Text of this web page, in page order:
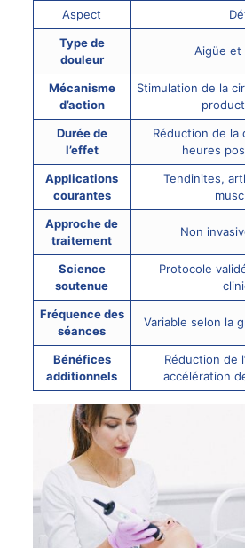
Aspect
Type de
douleur
Aigüe et
Mécanisme
d’action
Stimulation de la
Durée de
l’effet
Réduction de la
heures
Applications
courantes
Tendinites,
Approche de
traitement
Non
Science
soutenue
Protocole
Fréquence des
séances
Variable selon la
Bénéfices
additionnels
Réduction de
accélération